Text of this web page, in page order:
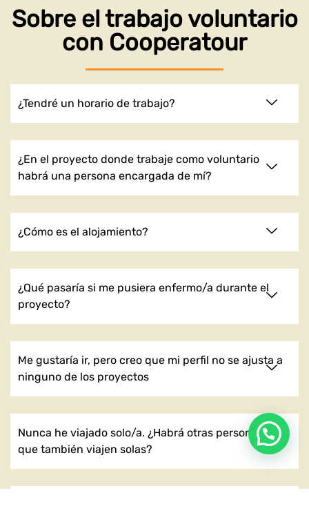
Sobre el trabajo voluntario
con Cooperatour
¿Tendré un horario de trabajo?
¿En el proyecto donde trabaje como voluntario
habrá una persona encargada de mí?
¿Cómo es el alojamiento?
¿Qué pasaría si me pusiera enfermo/a durante el
proyecto?
Me gustaría ir, pero creo que mi perfil no se ajusta a
ninguno de los proyectos
Nunca he viajado solo/a. ¿Habrá otras personas allí
que también viajen solas?